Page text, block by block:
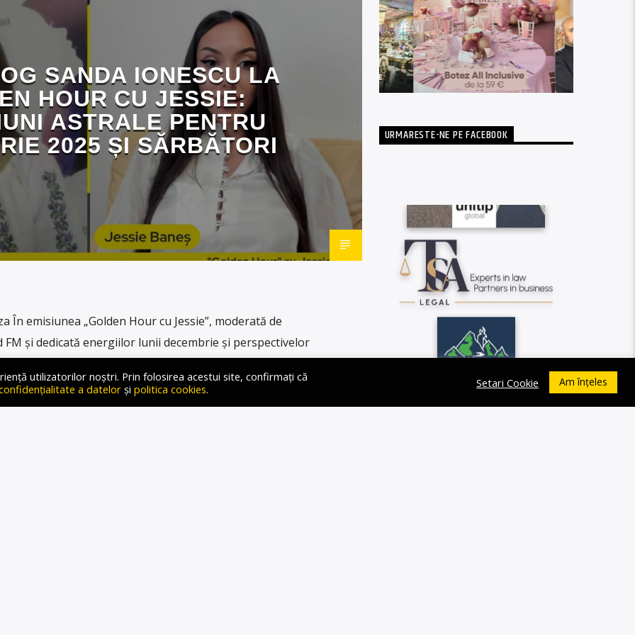
SANDA IONESCU LA
HOUR CU JESSIE:
ASTRALE PENTRU
2025 ȘI SĂRBĂTORI
În emisiunea „Golden Hour cu Jessie”, moderată de
FM și dedicată energiilor lunii decembrie și perspectivelor
ar trebui să ne pregătim, dar a oferit și previziuni pentru
URMARESTE-NE PE FACEBOOK
utilizatorilor noștri. Prin folosirea acestui site, confirmați că
a datelorși politica cookies. Setari Cookie Am înțeles